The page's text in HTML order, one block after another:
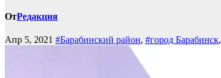
ОтРедакция
Апр 5, 2021 #Барабинский район, #город Барабинск,